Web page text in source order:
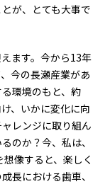
が、とても大事で
ます。今から13年
今の長瀬産業があ
環境のもと、約
、いかに変化に向
レンジに取り組ん
のか？今、私は、
像すると、楽しく
長における歯車、